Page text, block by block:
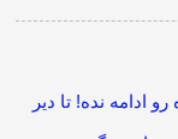
ادامه نده! تا دیر